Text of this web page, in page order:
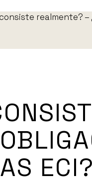
consiste realmente?
ECI?